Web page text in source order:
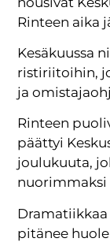
Rinteen aika
Kesäkuussa
ristiriitoihin,
ja
Rinteen
päättyi
joulukuuta,
nuorimmaksi
pitänee